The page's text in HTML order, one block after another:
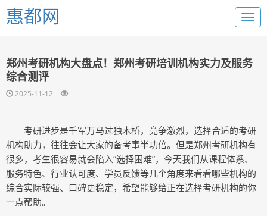
惠都网
郑州考研机构大盘点！郑州考研培训机构实力及服务
综合测评
2025-11-12
考研进步是千军万马过独木桥，竞争激烈，选择合适的考研
机构助力，往往会让大家的备考事半功倍。但是郑州考研机构有
很多，考生很容易就会陷入“选择困难”，今天我们从课程体系、
服务特色、行业认可度、学员反馈等几个角度来看看哪些机构的
综合实际较强、口碑更稳定，希望能够给正在选择考研机构的你
一点帮助。